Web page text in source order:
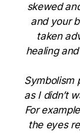
skewed
and your
taken
healing
Symbolism
as I didn’t
For
the eyes